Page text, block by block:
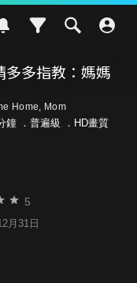
多多指教：媽媽
Home, Mom
鐘 ． 普遍級 ．HD畫質
5
月31日